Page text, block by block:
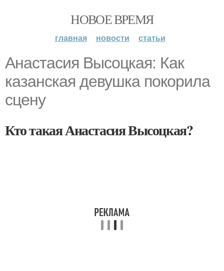
НОВОЕ ВРЕМЯ
главная новости статьи
Анастасия Высоцкая: Как
казанская девушка покорила
сцену
Кто такая Анастасия Высоцкая?